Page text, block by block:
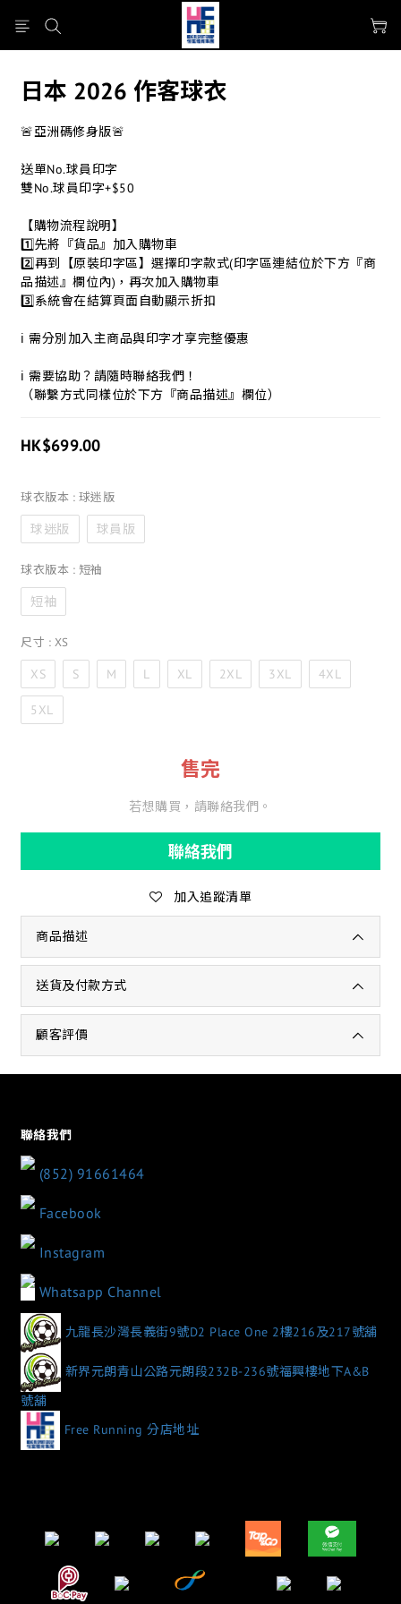
日本 2026 作客球衣
🚨亞洲碼修身版🚨
送單No.球員印字
雙No.球員印字+$50
【購物流程說明】
1️⃣先將『貨品』加入購物車
2️⃣再到【原裝印字區】選擇印字款式(印字區連結位於下方『商
品描述』欄位內)，再次加入購物車
3️⃣系統會在結算頁面自動顯示折扣
ℹ 需分別加入主商品與印字才享完整優惠
ℹ 需要協助？請隨時聯絡我們！
（聯繫方式同樣位於下方『商品描述』欄位）
HK$699.00
球衣版本 : 球迷版
球迷版 球員版
球衣版本 : 短袖
短袖
尺寸 : XS
XS S M L XL 2XL 3XL 4XL
5XL
售完
若想購買，請聯絡我們。
聯絡我們
加入追蹤清單
商品描述
送貨及付款方式
顧客評價
聯絡我們
(852) 91661464
Facebook
Instagram
Whatsapp Channel
九龍長沙灣長義街9號D2 Place One 2樓216及217號舖
新界元朗青山公路元朗段232B-236號福興樓地下A&B
號舖
Free Running 分店地址